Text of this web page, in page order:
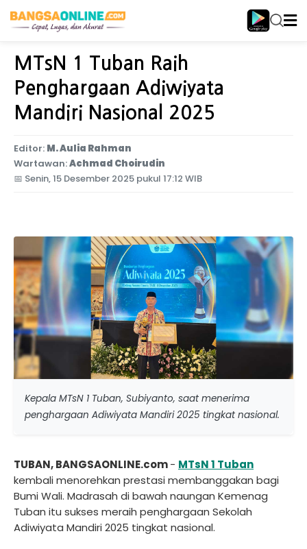
Home Jawa Timur
MTsN 1 Tuban Raih
Penghargaan Adiwiyata
Mandiri Nasional 2025
Editor: M. Aulia Rahman
Wartawan:Achmad Choirudin
📅 Senin, 15 Desember 2025 pukul 17:12 WIB
Kepala MTsN 1 Tuban, Subiyanto, saat menerima
penghargaan Adiwiyata Mandiri 2025 tingkat nasional.
TUBAN, BANGSAONLINE.com- MTsN 1 Tuban
kembali menorehkan prestasi membanggakan bagi
Bumi Wali. Madrasah di bawah naungan Kemenag
Tuban itu sukses meraih penghargaan Sekolah
Adiwiyata Mandiri 2025 tingkat nasional.